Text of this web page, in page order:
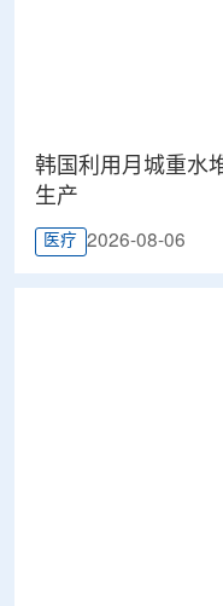
韩国利用月城重水
生产
医疗 2026-08-06